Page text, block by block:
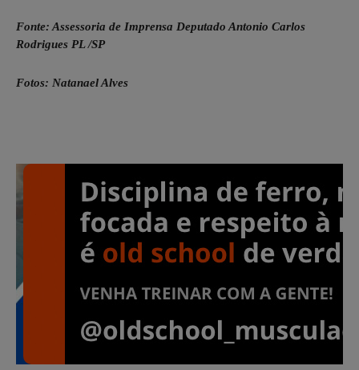
Fonte: Assessoria de Imprensa Deputado Antonio Carlos
Rodrigues PL /SP
Fotos: Natanael Alves